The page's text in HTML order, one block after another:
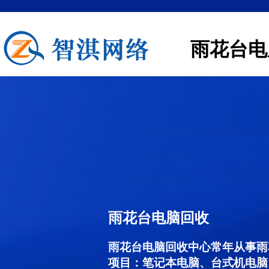
雨花台
雨花台电脑回收
雨花台电脑回收中心常年从事
项目：笔记本电脑、台式机电